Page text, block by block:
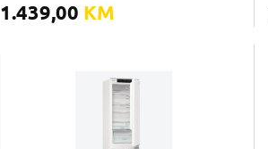
1.439,00 KM